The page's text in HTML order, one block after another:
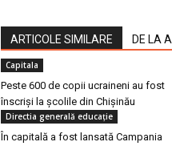
ARTICOLE SIMILARE DE LA
Capitala
Peste 600 de copii ucraineni au fost
înscriși la școlile din Chișinău
Directia generală educaţie
În capitală a fost lansată Campania